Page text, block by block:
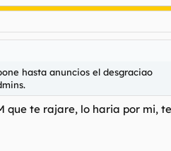
hasta anuncios el desgraciao
que te rajare, lo haria por mi,